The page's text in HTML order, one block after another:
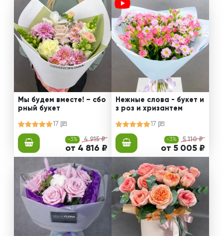
Мы будем вместе! – сбо
рный букет
17
-3% 4 915 ₽
от 4 816 ₽
Нежные слова - букет и
з роз и хризантем
17
-3% 5 110 ₽
от 5 005 ₽